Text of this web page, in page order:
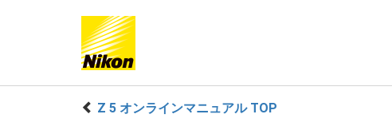
Z 5 オンラインマニュアル TOP